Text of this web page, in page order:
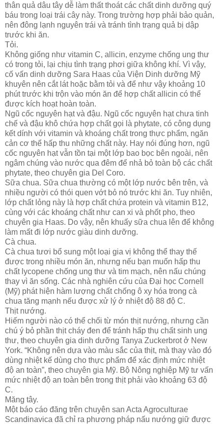
thân quả dâu tây dễ làm thất thoát các chất dinh dưỡng quý
báu trong loại trái cây này. Trong trường hợp phải bảo quản,
nên đông lạnh nguyên trái và tránh tình trạng quả bị dập
trước khi ăn.
Tỏi.
Không giống như vitamin C, allicin, enzyme chống ung thư
có trong tỏi, lại chịu tình trạng phơi giữa không khí. Vì vậy,
cố vấn dinh dưỡng Sara Haas của Viện Dinh dưỡng Mỹ
khuyên nên cắt lát hoặc bằm tỏi và để như vậy khoảng 10
phút trước khi trộn vào món ăn để hợp chất allicin có thể
được kích hoạt hoàn toàn.
Ngũ cốc nguyên hạt và đậu. Ngũ cốc nguyên hạt chưa tinh
chế và đậu khô chứa hợp chất gọi là phytate, có công dụng
kết dính với vitamin và khoáng chất trong thực phẩm, ngăn
cản cơ thể hấp thu những chất này. Hay nói đúng hơn, ngũ
cốc nguyên hạt vẫn tồn tại một lớp bao bọc bên ngoài, nên
ngâm chúng vào nước qua đêm để nhả bỏ toàn bộ các chất
phytate, theo chuyên gia Del Coro.
Sữa chua. Sữa chua thường có một lớp nước bên trên, và
nhiều người có thói quen vớt bỏ nó trước khi ăn. Tuy nhiên,
lớp chất lỏng này là hợp chất chứa protein và vitamin B12,
cùng với các khoáng chất như can xi và phốt pho, theo
chuyên gia Haas. Do vậy, nên khuấy sữa chua lên để không
làm mất đi lớp nước giàu dinh dưỡng.
Cà chua.
Cà chua tươi bổ sung một loại gia vị không thể thay thế
được trong nhiều món ăn, nhưng nếu bạn muốn hấp thu
chất lycopene chống ung thư và tim mạch, nên nấu chúng
thay vì ăn sống. Các nhà nghiên cứu của Đại học Cornell
(Mỹ) phát hiện hàm lượng chất chống ô xy hóa trong cà
chua tăng mạnh nếu được xử lý ở nhiệt độ 88 độ C.
Thịt nướng.
Hiếm người nào có thể chối từ món thịt nướng, nhưng cần
chú ý bỏ phần thịt cháy đen để tránh hấp thụ chất sinh ung
thư, theo chuyên gia dinh dưỡng Tanya Zuckerbrot ở New
York. “Không nên dựa vào màu sắc của thịt, mà thay vào đó
dùng nhiệt kế dùng cho thực phẩm để xác định mức nhiệt
độ an toàn”, theo chuyên gia Mỹ. Bộ Nông nghiệp Mỹ tư vấn
mức nhiệt độ an toàn bên trong thịt phải vào khoảng 63 độ
C.
Măng tây.
Một báo cáo đăng trên chuyên san Acta Agroculturae
Scandinavica đã chỉ ra phương pháp nấu nướng giữ được